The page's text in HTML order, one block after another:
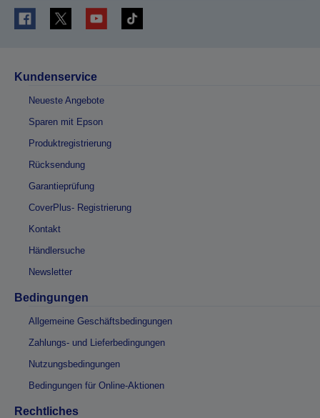
Kundenservice
Neueste Angebote
Sparen mit Epson
Produktregistrierung
Rücksendung
Garantieprüfung
CoverPlus- Registrierung
Kontakt
Händlersuche
Newsletter
Bedingungen
Allgemeine Geschäftsbedingungen
Zahlungs- und Lieferbedingungen
Nutzungsbedingungen
Bedingungen für Online-Aktionen
Rechtliches